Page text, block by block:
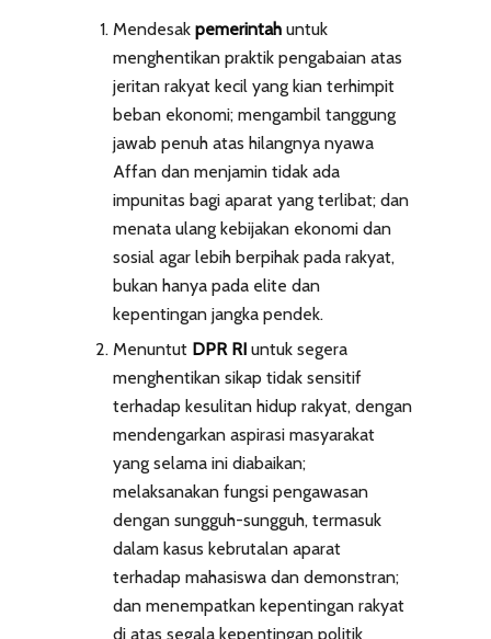
Mendesakpemerintah untuk
menghentikan praktik pengabaian atas
jeritan rakyat kecil yang kian terhimpit
beban ekonomi; mengambil tanggung
jawab penuh atas hilangnya nyawa
Affan dan menjamin tidak ada
impunitas bagi aparat yang terlibat; dan
menata ulang kebijakan ekonomi dan
sosial agar lebih berpihak pada rakyat,
bukan hanya pada elite dan
kepentingan jangka pendek.
MenuntutDPR RI untuk segera
menghentikan sikap tidak sensitif
terhadap kesulitan hidup rakyat, dengan
mendengarkan aspirasi masyarakat
yang selama ini diabaikan;
melaksanakan fungsi pengawasan
dengan sungguh-sungguh, termasuk
dalam kasus kebrutalan aparat
terhadap mahasiswa dan demonstran;
dan menempatkan kepentingan rakyat
di atas segala kepentingan politik